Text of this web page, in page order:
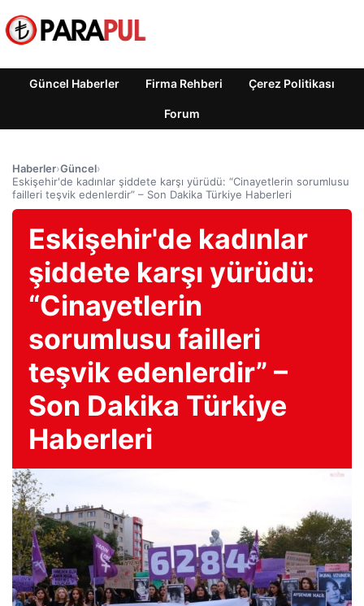
Güncel Haberler Firma Rehberi Çerez Politikası
Forum
Haberler›Güncel›
Eskişehir'de kadınlar şiddete karşı yürüdü: “Cinayetlerin sorumlusu
failleri teşvik edenlerdir” – Son Dakika Türkiye Haberleri
Eskişehir'de kadınlar
şiddete karşı yürüdü:
“Cinayetlerin
sorumlusu failleri
teşvik edenlerdir” –
Son Dakika Türkiye
Haberleri